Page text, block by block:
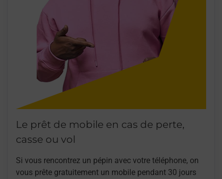
Le prêt de mobile en cas de perte,
casse ou vol
Si vous rencontrez un pépin avec votre téléphone, on
vous prête gratuitement un mobile pendant 30 jours